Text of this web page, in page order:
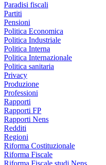
Paradisi fiscali
Partiti
Pensioni
Politica Economica
Politica Industriale
Politica Interna
Politica Internazionale
Politica sanitaria
Privacy
Produzione
Professioni
Rapporti
Rapporti FP
Rapporti Nens
Redditi
Regioni
Riforma Costituzionale
Riforma Fiscale
Riforma Fiscale studi Nens